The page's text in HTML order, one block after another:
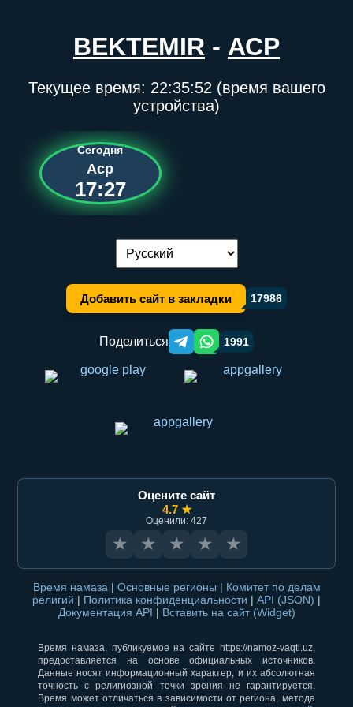
BEKTEMIR - АСР
Текущее время: 22:35:52 (время вашего
устройства)
Сегодня
Аср
17:27
Переключение языка:
Добавить сайт в закладки 17986
Поделиться Telegram orqali ulashish
WhatsApp orqali ulashish
1991
Оцените сайт
4.7 ★
Оценили: 427
★ ★ ★ ★ ★
Время намаза | Основные регионы | Комитет по делам
религий | Политика конфиденциальности | API (JSON) |
Документация API | Вставить на сайт (Widget)
Время намаза, публикуемое на сайте https://namoz-vaqti.uz,
предоставляется на основе официальных источников.
Данные носят информационный характер, и их абсолютная
точность с религиозной точки зрения не гарантируется.
Время может отличаться в зависимости от региона, метода